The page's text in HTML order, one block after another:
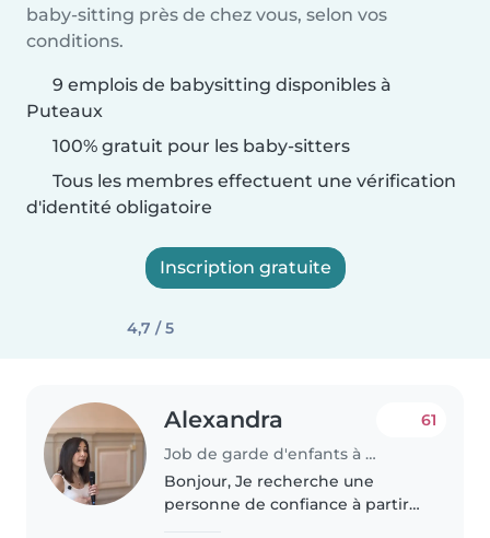
baby-sitting près de chez vous, selon vos
conditions.
9 emplois de babysitting disponibles à
Puteaux
100% gratuit pour les baby-sitters
Tous les membres effectuent une vérification
d'identité obligatoire
Inscription gratuite
4,7 / 5
Alexandra
Job de garde d'enfants à Puteaux
61
Bonjour, Je recherche une
personne de confiance à partir